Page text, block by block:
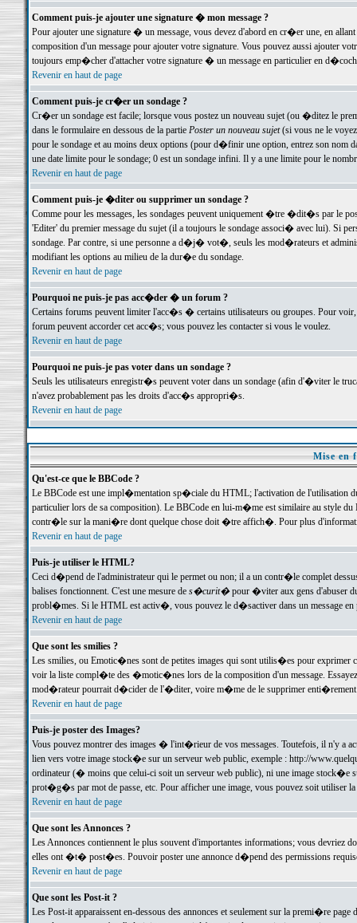
Comment puis-je ajouter une signature � mon message ?
Pour ajouter une signature � un message, vous devez d'abord en cr�er une, en
composition d'un message pour ajouter votre signature. Vous pouvez aussi ajouter
toujours emp�cher d'attacher votre signature � un message en particulier en
Revenir en haut de page
Comment puis-je cr�er un sondage ?
Cr�er un sondage est facile; lorsque vous postez un nouveau sujet (ou �ditez le
dans le formulaire en dessous de la partie Poster un nouveau sujet(si vous ne le voyez
pour le sondage et au moins deux options (pour d�finir une option, entrez son nom
une date limite pour le sondage; 0 est un sondage infini. Il y a une limite pour le
Revenir en haut de page
Comment puis-je �diter ou supprimer un sondage ?
Comme pour les messages, les sondages peuvent uniquement �tre �dit�s par le
'Editer' du premier message du sujet (il a toujours le sondage associ� avec lui). Si
sondage. Par contre, si une personne a d�j� vot�, seuls les mod�rateurs et
modifiant les options au milieu de la dur�e du sondage.
Revenir en haut de page
Pourquoi ne puis-je pas acc�der � un forum ?
Certains forums peuvent limiter l'acc�s � certains utilisateurs ou groupes. Pour
forum peuvent accorder cet acc�s; vous pouvez les contacter si vous le voulez.
Revenir en haut de page
Pourquoi ne puis-je pas voter dans un sondage ?
Seuls les utilisateurs enregistr�s peuvent voter dans un sondage (afin d'�viter le
n'avez probablement pas les droits d'acc�s appropri�s.
Revenir en haut de page
Mise en
Qu'est-ce que le BBCode ?
Le BBCode est une impl�mentation sp�ciale du HTML; l'activation de l'utilisation
particulier lors de sa composition). Le BBCode en lui-m�me est similaire au style
contr�le sur la mani�re dont quelque chose doit �tre affich�. Pour plus
Revenir en haut de page
Puis-je utiliser le HTML?
Ceci d�pend de l'administrateur qui le permet ou non; il a un contr�le complet
balises fonctionnent. C'est une mesure de s�curit�pour �viter aux gens d'abuser
probl�mes. Si le HTML est activ�, vous pouvez le d�sactiver dans un message en
Revenir en haut de page
Que sont les smilies ?
Les smilies, ou Emotic�nes sont de petites images qui sont utilis�es pour exprimer
voir la liste compl�te des �motic�nes lors de la composition d'un message.
mod�rateur pourrait d�cider de l'�diter, voire m�me de le supprimer
Revenir en haut de page
Puis-je poster des Images?
Vous pouvez montrer des images � l'int�rieur de vos messages. Toutefois, il n'y a
lien vers votre image stock�e sur un serveur web public, exemple : http://
ordinateur (� moins que celui-ci soit un serveur web public), ni une image stock�e
prot�g�s par mot de passe, etc. Pour afficher une image, vous pouvez soit
Revenir en haut de page
Que sont les Annonces ?
Les Annonces contiennent le plus souvent d'importantes informations; vous devriez
elles ont �t� post�es. Pouvoir poster une annonce d�pend des permissions
Revenir en haut de page
Que sont les Post-it ?
Les Post-it apparaissent en-dessous des annonces et seulement sur la premi�re